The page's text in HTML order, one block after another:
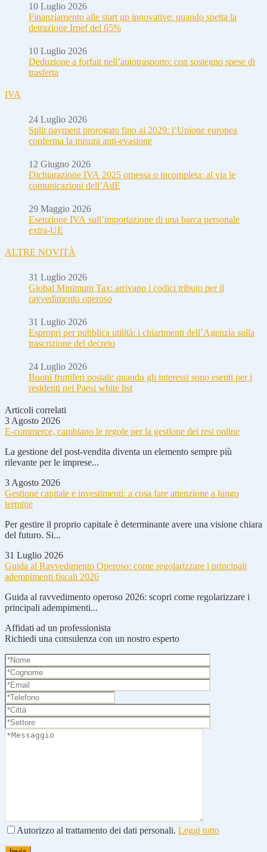
10 Luglio 2026
Finanziamento alle start up innovative: quando spetta la
detrazione Irpef del 65%
10 Luglio 2026
Deduzione a forfait nell’autotrasporto: con sostegno spese di
trasferta
IVA
24 Luglio 2026
Split payment prorogato fino al 2029: l’Unione europea
conferma la misura anti-evasione
12 Giugno 2026
Dichiarazione IVA 2025 omessa o incompleta: al via le
comunicazioni dell’AdE
29 Maggio 2026
Esenzione IVA sull’importazione di una barca personale
extra-UE
ALTRE NOVITÀ
31 Luglio 2026
Global Minimum Tax: arrivano i codici tributo per il
ravvedimento operoso
31 Luglio 2026
Espropri per pubblica utilità: i chiarimenti dell’Agenzia sulla
trascrizione del decreto
24 Luglio 2026
Buoni fruttiferi postali: quando gli interessi sono esenti per i
residenti nei Paesi white list
Articoli correlati
3 Agosto 2026
E-commerce, cambiano le regole per la gestione dei resi online
La gestione del post-vendita diventa un elemento sempre più
rilevante per le imprese...
3 Agosto 2026
Gestione capitale e investimenti: a cosa fare attenzione a lungo
termine
Per gestire il proprio capitale è determinante avere una visione chiara
del futuro. Si...
31 Luglio 2026
Guida al Ravvedimento Operoso: come regolarizzare i principali
adempimenti fiscali 2026
Guida al ravvedimento operoso 2026: scopri come regolarizzare i
principali adempimenti...
Affidati ad un professionista
Richiedi una consulenza con un nostro esperto
Autorizzo al trattamento dei dati personali. Leggi tutto